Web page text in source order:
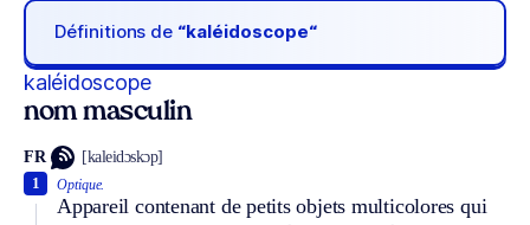
Définitions de “kaléidoscope“
kaléidoscope
nom masculin
FR [kaleidɔskɔp]
Optique.
Appareil contenant de petits objets multicolores qui
1